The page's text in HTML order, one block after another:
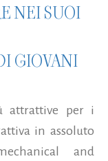
NEI SUOI
GIOVANI
attrattive per i
in assoluto
and